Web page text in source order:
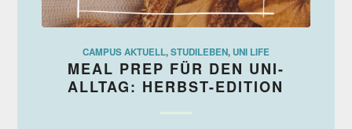
CAMPUS AKTUELL,STUDILEBEN, UNI LIFE
MEAL PREP FÜR DEN UNI-
ALLTAG: HERBST-EDITION